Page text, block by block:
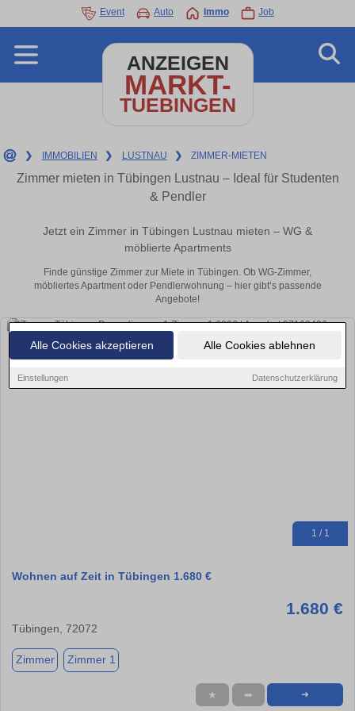
Alle Cookies akzeptieren Alle Cookies ablehnen
Einstellungen Datenschutzerklärung
Event Auto Immo Job
ANZEIGEN
MARKT-
TUEBINGEN
❯ IMMOBILIEN ❯ LUSTNAU ❯ ZIMMER-MIETEN
Zimmer mieten in Tübingen Lustnau – Ideal für Studenten
& Pendler
Jetzt ein Zimmer in Tübingen Lustnau mieten – WG &
möblierte Apartments
Finde günstige Zimmer zur Miete in Tübingen. Ob WG-Zimmer,
möbliertes Apartment oder Pendlerwohnung – hier gibt’s passende
Angebote!
1 / 1
Wohnen auf Zeit in Tübingen 1.680 €
1.680 €
Tübingen, 72072
Zimmer Zimmer 1
★ ➦ ➜